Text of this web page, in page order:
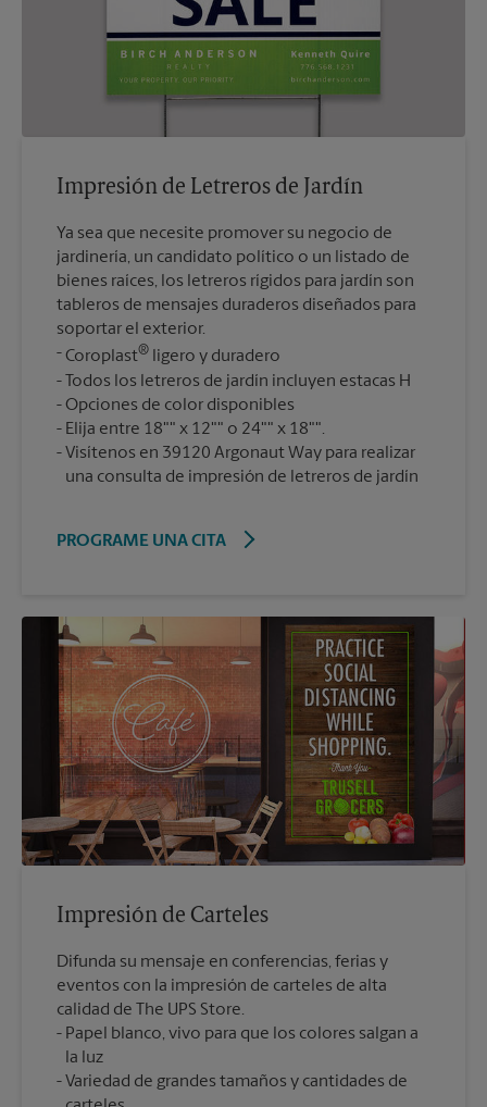
Impresión de Letreros de Jardín
Ya sea que necesite promover su negocio de
jardinería, un candidato político o un listado de
bienes raíces, los letreros rígidos para jardín son
tableros de mensajes duraderos diseñados para
soportar el exterior.
Coroplast® ligero y duradero
Todos los letreros de jardín incluyen estacas H
Opciones de color disponibles
Elija entre 18"" x 12"" o 24"" x 18"".
Visítenos en 39120 Argonaut Way para realizar
una consulta de impresión de letreros de jardín
PROGRAME UNA CITA
Impresión de Carteles
Difunda su mensaje en conferencias, ferias y
eventos con la impresión de carteles de alta
calidad de The UPS Store.
Papel blanco, vivo para que los colores salgan a
la luz
Variedad de grandes tamaños y cantidades de